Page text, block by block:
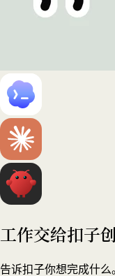
工作交给扣子
告诉扣子你想完成什